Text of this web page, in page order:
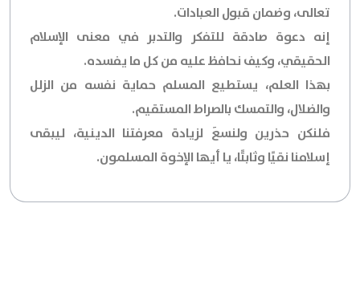
تعالى، وضمان قبول العبادات.
إنه دعوة صادقة للتفكر والتدبر في معنى الإسلام
الحقيقي، وكيف نحافظ عليه من كل ما يفسده.
بهذا العلم، يستطيع المسلم حماية نفسه من الزلل
والضلال، والتمسك بالصراط المستقيم.
فلنكن حذرين ولنسعَ لزيادة معرفتنا الدينية، ليبقى
إسلامنا نقيًا وثابتًا، يا أيها الإخوة المسلمون.